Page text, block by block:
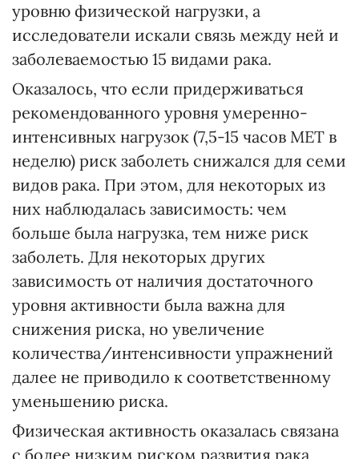
уровню физической нагрузки, а
исследователи искали связь между ней и
заболеваемостью 15 видами рака.
Оказалось, что если придерживаться
рекомендованного уровня умеренно-
интенсивных нагрузок (7,5-15 часов МЕТ в
неделю) риск заболеть снижался для семи
видов рака. При этом, для некоторых из
них наблюдалась зависимость: чем
больше была нагрузка, тем ниже риск
заболеть. Для некоторых других
зависимость от наличия достаточного
уровня активности была важна для
снижения риска, но увеличение
количества/интенсивности упражнений
далее не приводило к соответственному
уменьшению риска.
Физическая активность оказалась связана
с более низким риском развития рака